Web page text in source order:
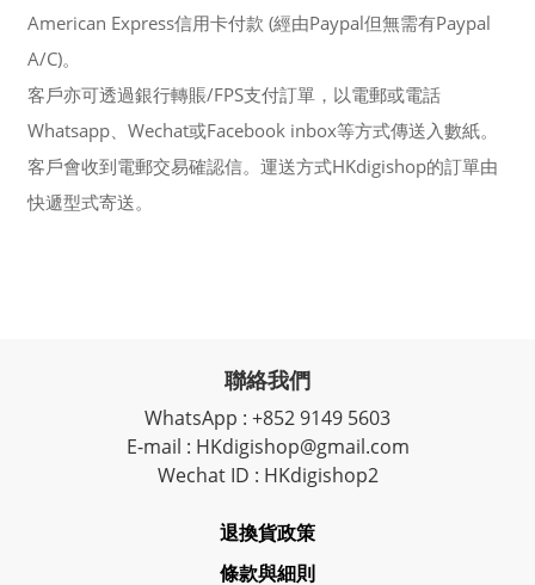
American Express信用卡付款 (經由Paypal但無需有Paypal
A/C)。
客戶亦可透過銀行轉賬/FPS支付訂單，以電郵或電話
Whatsapp、Wechat或Facebook inbox等方式傳送入數紙。
客戶會收到電郵交易確認信。運送方式HKdigishop的訂單由
快遞型式寄送。
聯絡我們
WhatsApp : +852 9149 5603
E-mail : HKdigishop@gmail.com
Wechat ID : HKdigishop2
退換貨政策
條款與細則